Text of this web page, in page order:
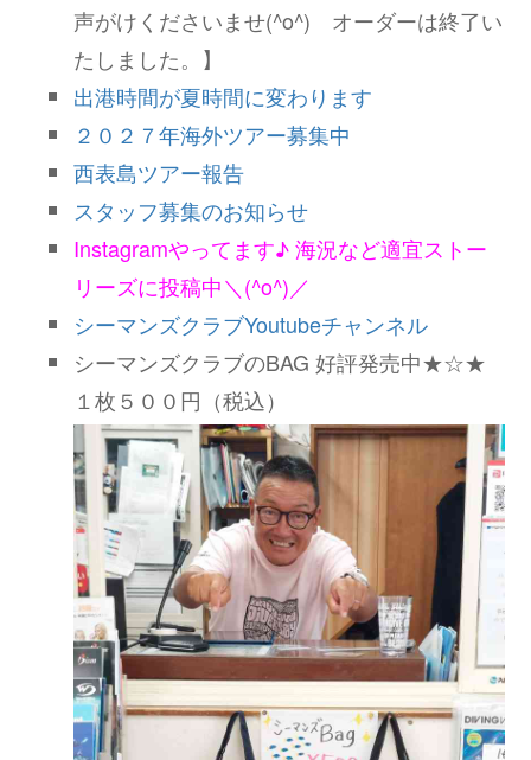
声がけくださいませ(^o^) オーダーは終了い
たしました。】
出港時間が夏時間に変わります
２０２７年海外ツアー募集中
西表島ツアー報告
スタッフ募集のお知らせ
Instagramやってます♪ 海況など適宜ストー
リーズに投稿中＼(^o^)／
シーマンズクラブYoutubeチャンネル
シーマンズクラブのBAG 好評発売中★☆★
１枚５００円（税込）